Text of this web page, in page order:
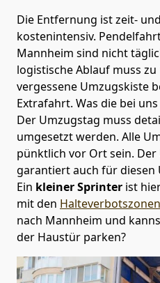
Die Entfernung ist zeit-
kostenintensiv.
Mannheim sind nicht
logistische Ablauf muss zu
vergessene Umzugskiste
Extrafahrt. Was die bei
Der Umzugstag muss
umgesetzt werden. Alle
pünktlich vor Ort sein. Der
garantiert auch für diesen
Ein kleiner Sprinter ist
mit den Halteverbotszonen
nach Mannheim und
der Haustür parken?